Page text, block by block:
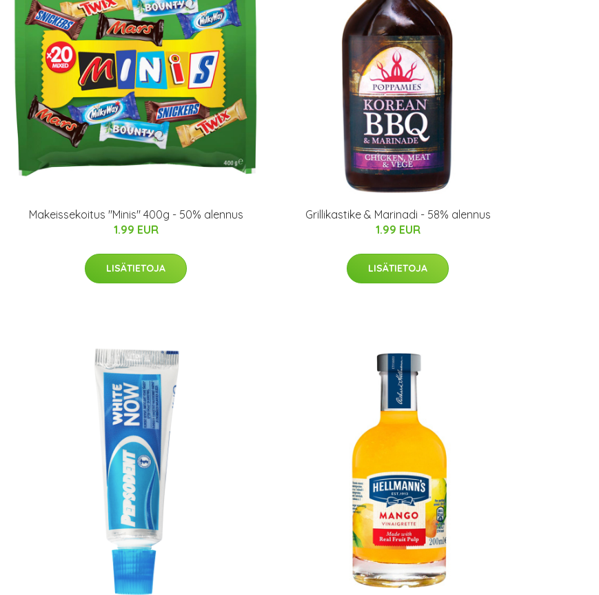
Makeissekoitus "Minis" 400g - 50% alennus
1.99 EUR
LISÄTIETOJA
Grillikastike & Marinadi - 58% alennus
1.99 EUR
LISÄTIETOJA